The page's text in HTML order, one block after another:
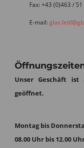
Fax: +43 (0)463 /
E-mail:
Unser Geschäft
geöffnet.
Montag bis
08.00 Uhr bis 12.00